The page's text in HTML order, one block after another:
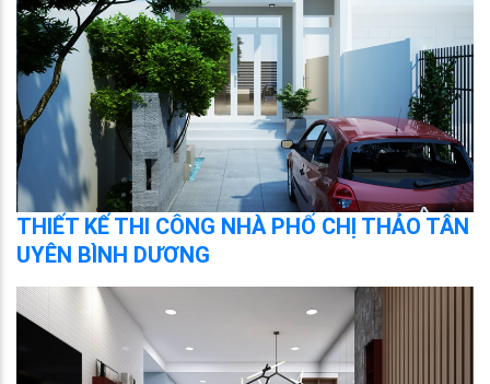
THIẾT KẾ THI CÔNG NHÀ PHỐ CHỊ THẢO TÂN
UYÊN BÌNH DƯƠNG